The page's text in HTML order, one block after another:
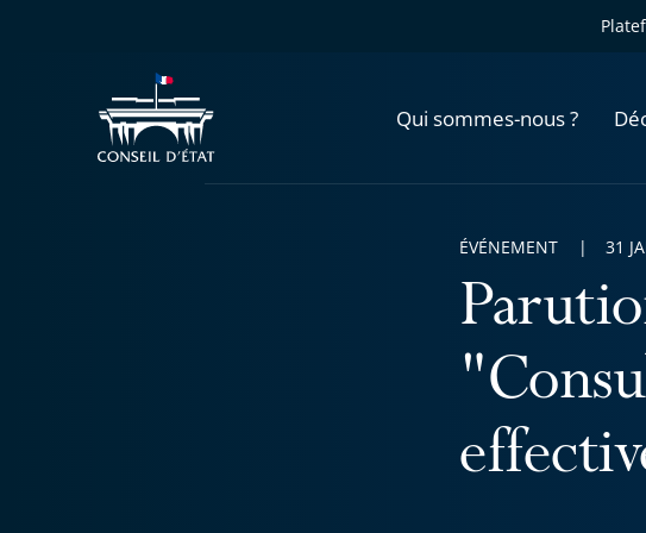
Qui sommes-nous ?
ÉVÉNEMENT 31